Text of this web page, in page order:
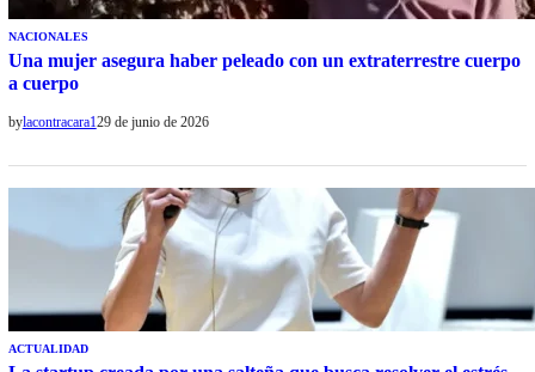
NACIONALES
Una mujer asegura haber peleado con un extraterrestre cuerpo
a cuerpo
bylacontracara129 de junio de 2026
ACTUALIDAD